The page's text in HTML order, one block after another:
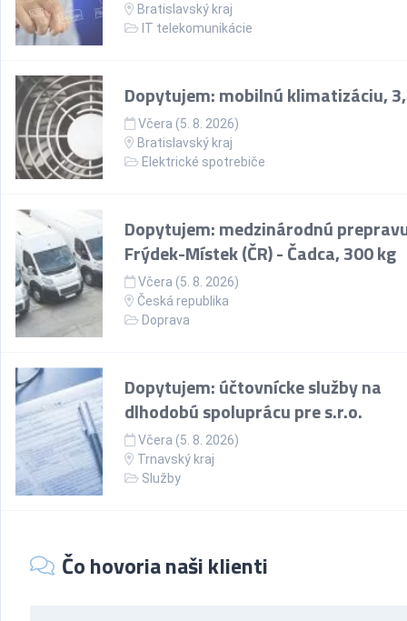
Bratislavský kraj
IT telekomunikácie
Dopytujem: mobilnú klimatizáciu,
Včera (5. 8. 2026)
Bratislavský kraj
Elektrické spotrebiče
Dopytujem: medzinárodnú
Frýdek-Místek (ČR) - Čadca, 300 kg
Včera (5. 8. 2026)
Česká republika
Doprava
Dopytujem: účtovnícke služby na
dlhodobú spoluprácu pre s.r.o.
Včera (5. 8. 2026)
Trnavský kraj
Služby
Čo hovoria naši klienti